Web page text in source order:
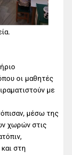
οι μαθητές
με
μέσω της
χωρών στις
στη